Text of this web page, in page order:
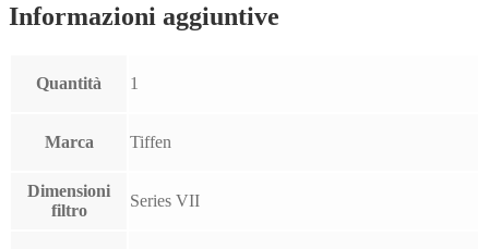
Informazioni aggiuntive
Quantità 1
Marca Tiffen
Dimensioni
filtro
Series VII